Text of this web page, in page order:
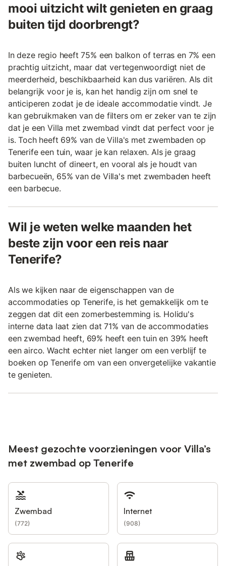
mooi uitzicht wilt genieten en graag
buiten tijd doorbrengt?
In deze regio heeft 75% een balkon of terras en 7% een
prachtig uitzicht, maar dat vertegenwoordigt niet de
meerderheid, beschikbaarheid kan dus variëren. Als dit
belangrijk voor je is, kan het handig zijn om snel te
anticiperen zodat je de ideale accommodatie vindt. Je
kan gebruikmaken van de filters om er zeker van te zijn
dat je een Villa met zwembad vindt dat perfect voor je
is. Toch heeft 69% van de Villa's met zwembaden op
Tenerife een tuin, waar je kan relaxen. Als je graag
buiten luncht of dineert, en vooral als je houdt van
barbecueën, 65% van de Villa's met zwembaden heeft
een barbecue.
Wil je weten welke maanden het
beste zijn voor een reis naar
Tenerife?
Als we kijken naar de eigenschappen van de
accommodaties op Tenerife, is het gemakkelijk om te
zeggen dat dit een zomerbestemming is. Holidu's
interne data laat zien dat 71% van de accommodaties
een zwembad heeft, 69% heeft een tuin en 39% heeft
een airco. Wacht echter niet langer om een verblijf te
boeken op Tenerife om van een onvergetelijke vakantie
te genieten.
Meest gezochte voorzieningen voor Villa’s
met zwembad op Tenerife
Zwembad
(772)
Internet
(908)